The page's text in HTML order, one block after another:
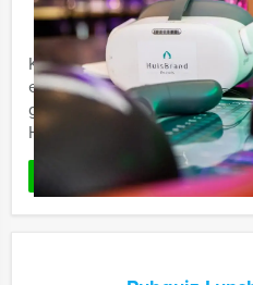
Kent u het bordspel
essentie van dit spel
groepsuitje of bedrijfsuitje?
Holland ...